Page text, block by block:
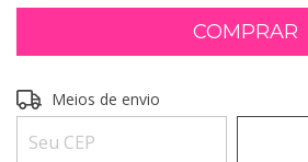
Entregas para o CEP:
Meios de envio